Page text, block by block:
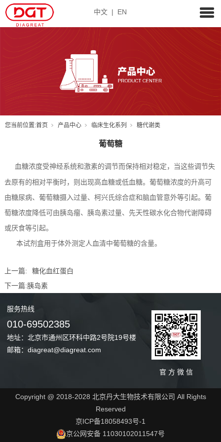
中文 | EN
您当前位置:首页 产品中心 临床生化系列 糖代谢类
葡萄糖
血糖浓度受神经系统和激素的调节而保持相对稳定，当这些调节失
去原有的相对平衡时，则出现高血糖或低血糖。葡萄糖浓度的升高可
由糖尿病、葡萄糖摄入过量、柯兴氏综合症和脑血管意外等引起。葡
萄糖浓度降低可由胰岛瘤、胰岛素过量、先天性碳水化合物代谢障碍
或厌食等引起。
本试剂盒用于体外测定人血清中葡萄糖的含量。
上一篇:
糖化血红蛋白
下一篇:胰岛素
服务热线
010-69502385
地址：北京市通州区环科中路2号院19号楼
邮箱：diagreat@diagreat.com
官 方 微 信
Copyright @ 2018-2028 北京丹大生物技术有限公司 All Rights
Reserved
京ICP备18058493号-1
京公网安备 11030102011547号